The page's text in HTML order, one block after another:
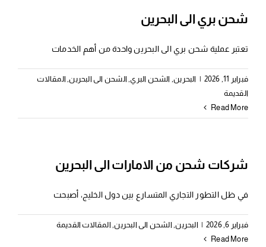
شحن بري الى البحرين
تعتبر عملية شحن بري الى البحرين واحدة من أهم الخدمات
فبراير 11, 2026 | البحرين, الشحن البري الشحن الى البحرين, المقالات
القديمة
Read More
شركات شحن من الامارات الى البحرين
في ظل التطور التجاري المتسارع بين دول الخليج، أصبحت
فبراير 6, 2026 | البحرين, الشحن الى البحرين, المقالات القديمة
Read More